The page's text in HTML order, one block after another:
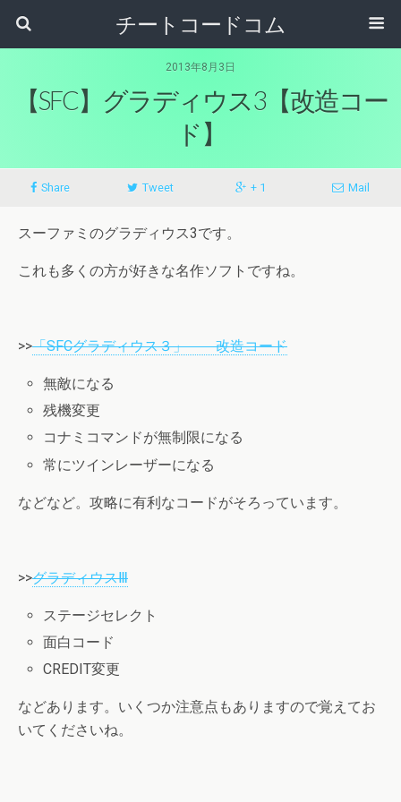
チートコードコム
2013年8月3日
【SFC】グラディウス3【改造コー
ド】
Share Tweet + 1 Mail
スーファミのグラディウス3です。
これも多くの方が好きな名作ソフトですね。
>>「SFCグラディウス３」 改造コード
無敵になる
残機変更
コナミコマンドが無制限になる
常にツインレーザーになる
などなど。攻略に有利なコードがそろっています。
>>グラディウスⅢ
ステージセレクト
面白コード
CREDIT変更
などあります。いくつか注意点もありますので覚えてお
いてくださいね。